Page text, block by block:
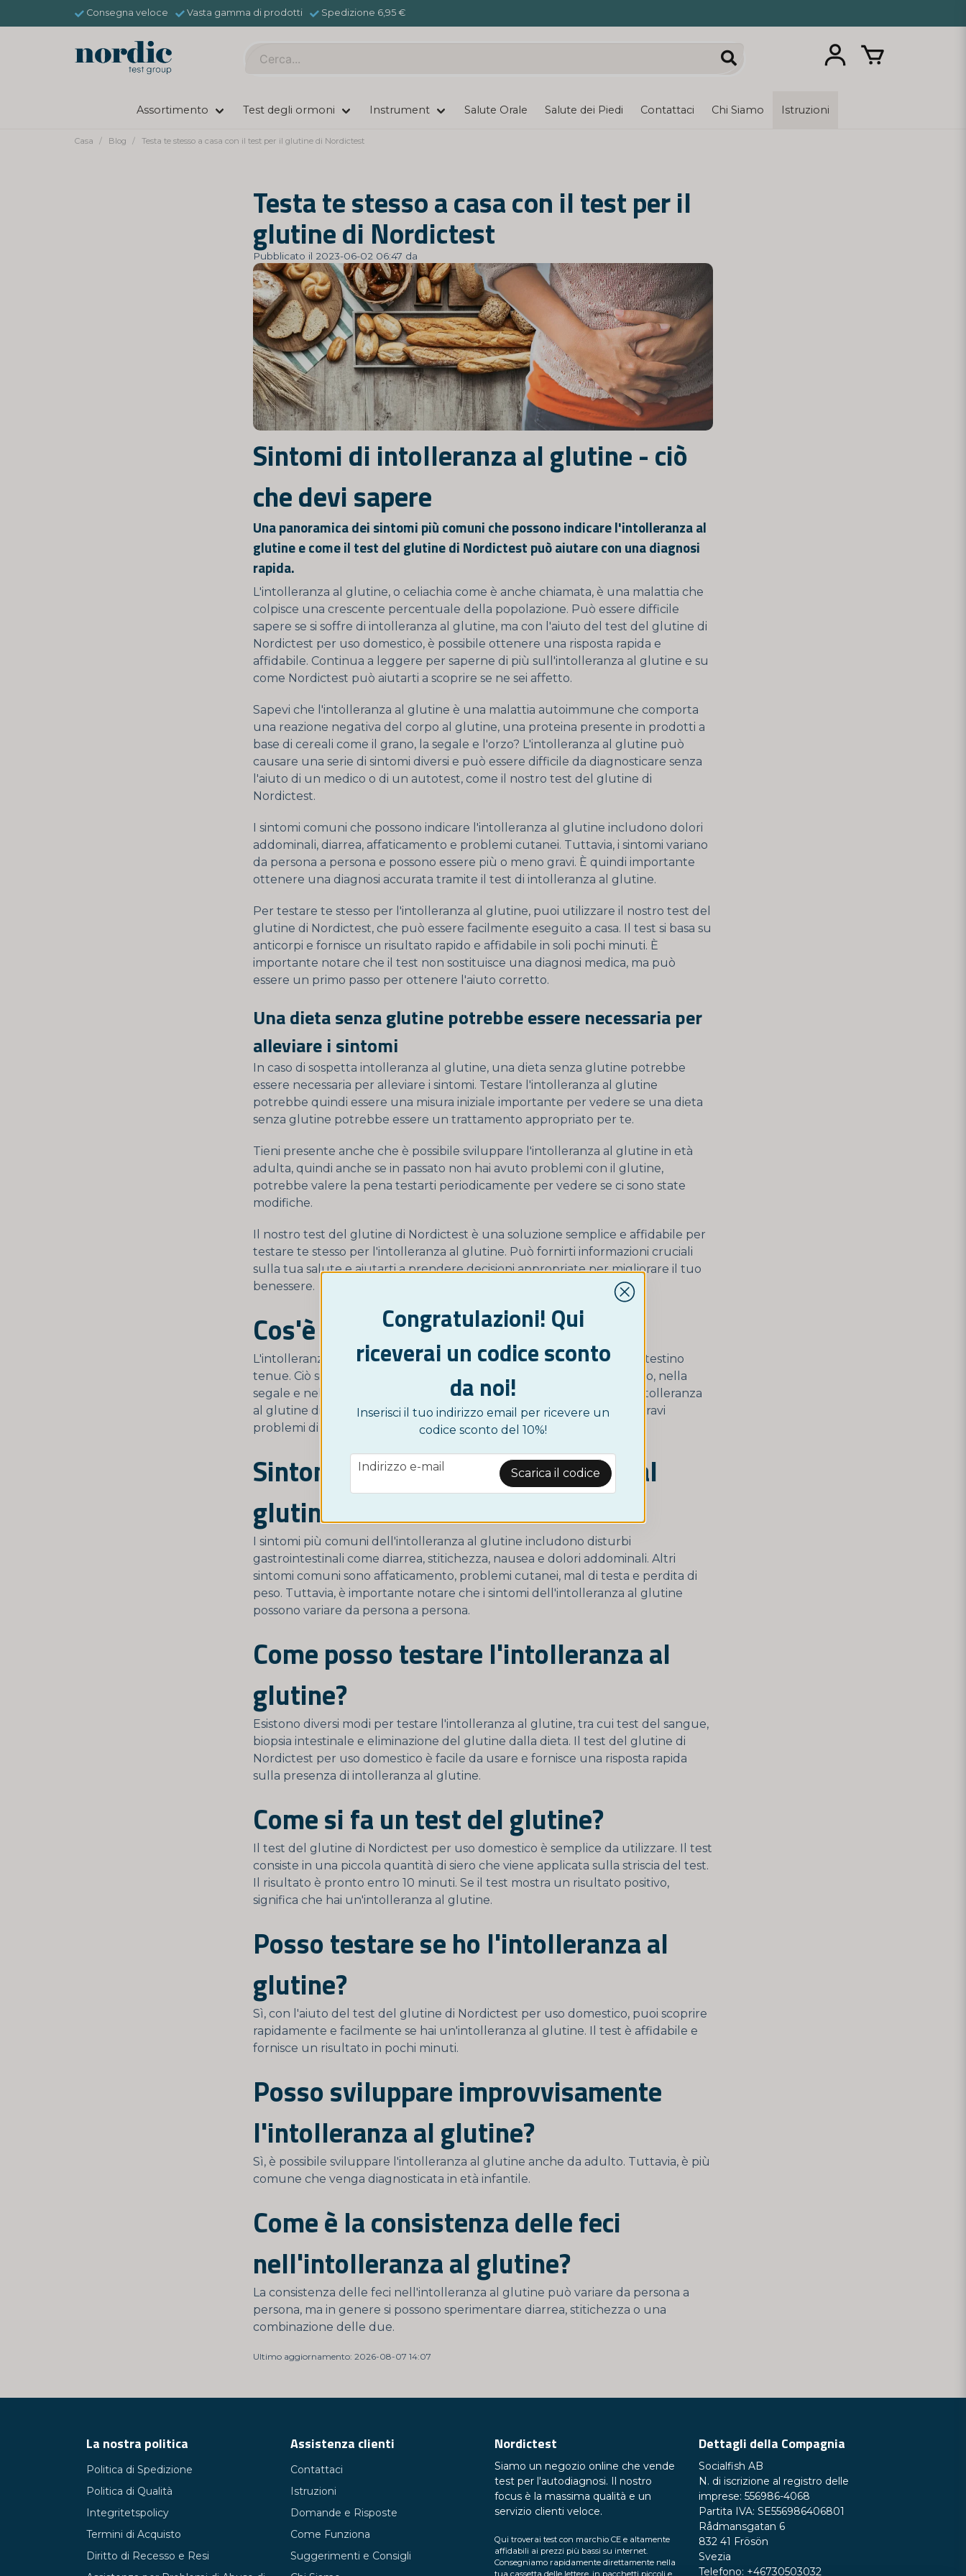
Consegna veloce Vasta gamma di prodotti Spedizione 6,95 €
Assortimento Test degli ormoni Instrument Salute Orale Salute dei Piedi Contattaci Chi Siamo Istruzioni
Casa Blog Testa te stesso a casa con il test per il glutine di Nordictest
Testa te stesso a casa con il test per il
glutine di Nordictest
Pubblicato il 2023-06-02 06:47 da
Sintomi di intolleranza al glutine - ciò
che devi sapere
Una panoramica dei sintomi più comuni che possono indicare l'intolleranza al
glutine e come il test del glutine di Nordictest può aiutare con una diagnosi
rapida.
L'intolleranza al glutine, o celiachia come è anche chiamata, è una malattia che
colpisce una crescente percentuale della popolazione. Può essere difficile
sapere se si soffre di intolleranza al glutine, ma con l'aiuto del test del glutine di
Nordictest per uso domestico, è possibile ottenere una risposta rapida e
affidabile. Continua a leggere per saperne di più sull'intolleranza al glutine e su
come Nordictest può aiutarti a scoprire se ne sei affetto.
Sapevi che l'intolleranza al glutine è una malattia autoimmune che comporta
una reazione negativa del corpo al glutine, una proteina presente in prodotti a
base di cereali come il grano, la segale e l'orzo? L'intolleranza al glutine può
causare una serie di sintomi diversi e può essere difficile da diagnosticare senza
l'aiuto di un medico o di un autotest, come il nostro test del glutine di
Nordictest.
I sintomi comuni che possono indicare l'intolleranza al glutine includono dolori
addominali, diarrea, affaticamento e problemi cutanei. Tuttavia, i sintomi variano
da persona a persona e possono essere più o meno gravi. È quindi importante
ottenere una diagnosi accurata tramite il test di intolleranza al glutine.
Per testare te stesso per l'intolleranza al glutine, puoi utilizzare il nostro test del
glutine di Nordictest, che può essere facilmente eseguito a casa. Il test si basa su
anticorpi e fornisce un risultato rapido e affidabile in soli pochi minuti. È
importante notare che il test non sostituisce una diagnosi medica, ma può
essere un primo passo per ottenere l'aiuto corretto.
Una dieta senza glutine potrebbe essere necessaria per
alleviare i sintomi
In caso di sospetta intolleranza al glutine, una dieta senza glutine potrebbe
essere necessaria per alleviare i sintomi. Testare l'intolleranza al glutine
potrebbe quindi essere una misura iniziale importante per vedere se una dieta
senza glutine potrebbe essere un trattamento appropriato per te.
Tieni presente anche che è possibile sviluppare l'intolleranza al glutine in età
adulta, quindi anche se in passato non hai avuto problemi con il glutine,
potrebbe valere la pena testarti periodicamente per vedere se ci sono state
modifiche.
Il nostro test del glutine di Nordictest è una soluzione semplice e affidabile per
testare te stesso per l'intolleranza al glutine. Può fornirti informazioni cruciali
sulla tua salute e aiutarti a prendere decisioni appropriate per migliorare il tuo
benessere.
Cos'è l'intolleranza al glutine?
L'intolleranza al glutine è una malattia autoimmune che colpisce l'intestino
tenue. Ciò significa che il corpo reagisce al glutine, presente nel grano, nella
segale e nell'orzo, danneggiando la mucosa dell'intestino tenue. L'intolleranza
al glutine di solito è una malattia a lungo termine che può causare gravi
problemi di salute se non viene gestita adeguatamente.
Sintomi comuni dell'intolleranza al
glutine?
I sintomi più comuni dell'intolleranza al glutine includono disturbi
gastrointestinali come diarrea, stitichezza, nausea e dolori addominali. Altri
sintomi comuni sono affaticamento, problemi cutanei, mal di testa e perdita di
peso. Tuttavia, è importante notare che i sintomi dell'intolleranza al glutine
possono variare da persona a persona.
Come posso testare l'intolleranza al
glutine?
Esistono diversi modi per testare l'intolleranza al glutine, tra cui test del sangue,
biopsia intestinale e eliminazione del glutine dalla dieta. Il test del glutine di
Nordictest per uso domestico è facile da usare e fornisce una risposta rapida
sulla presenza di intolleranza al glutine.
Come si fa un test del glutine?
Il test del glutine di Nordictest per uso domestico è semplice da utilizzare. Il test
consiste in una piccola quantità di siero che viene applicata sulla striscia del test.
Il risultato è pronto entro 10 minuti. Se il test mostra un risultato positivo,
significa che hai un'intolleranza al glutine.
Posso testare se ho l'intolleranza al
glutine?
Sì, con l'aiuto del test del glutine di Nordictest per uso domestico, puoi scoprire
rapidamente e facilmente se hai un'intolleranza al glutine. Il test è affidabile e
fornisce un risultato in pochi minuti.
Posso sviluppare improvvisamente
l'intolleranza al glutine?
Sì, è possibile sviluppare l'intolleranza al glutine anche da adulto. Tuttavia, è più
comune che venga diagnosticata in età infantile.
Come è la consistenza delle feci
nell'intolleranza al glutine?
La consistenza delle feci nell'intolleranza al glutine può variare da persona a
persona, ma in genere si possono sperimentare diarrea, stitichezza o una
combinazione delle due.
Ultimo aggiornamento: 2026-08-07 14:07
Congratulazioni! Qui
riceverai un codice sconto
da noi!
Inserisci il tuo indirizzo email per ricevere un
codice sconto del 10%!
email
Indirizzo e-mail Scarica il codice
La nostra politica
Politica di Spedizione
Politica di Qualità
Integritetspolicy
Termini di Acquisto
Diritto di Recesso e Resi
Assistenza clienti
Contattaci
Istruzioni
Domande e Risposte
Come Funziona
Suggerimenti e Consigli
Nordictest
Siamo un negozio online che vende
test per l'autodiagnosi. Il nostro
focus è la massima qualità e un
servizio clienti veloce.
Qui troverai test con marchio CE e altamente
affidabili ai prezzi più bassi su internet.
Consegniamo rapidamente direttamente nella
tua cassetta delle lettere, in pacchetti piccoli e
Dettagli della Compagnia
Socialfish AB
N. di iscrizione al registro delle
imprese: 556986-4068
Partita IVA: SE556986406801
Rådmansgatan 6
832 41 Frösön
Svezia
Telefono: +46730503032